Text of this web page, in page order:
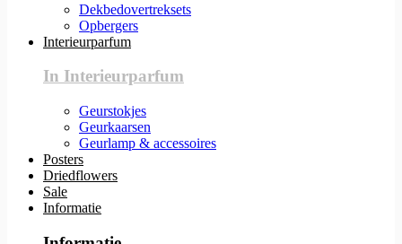
Dekbedovertreksets
Opbergers
Interieurparfum
In Interieurparfum
Geurstokjes
Geurkaarsen
Geurlamp & accessoires
Posters
Driedflowers
Sale
Informatie